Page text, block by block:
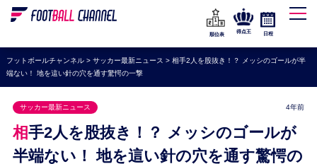
WEリーグ
海外サッカー
プレミアリーグ
ラ・リーガ
セリエA
ブンデスリーガ
順位表
得点王 日程
フットボールチャンネル> サッカー最新ニュース > 相手2人を股抜き！？ メッシのゴールが半
端ない！ 地を這い針の穴を通す驚愕の一撃
サッカー最新ニュース 4年前
相手2人を股抜き！？ メッシのゴールが
半端ない！ 地を這い針の穴を通す驚愕の